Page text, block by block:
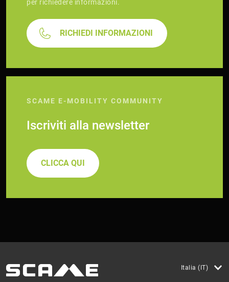
per richiedere informazioni.
RICHIEDI INFORMAZIONI
SCAME E-MOBILITY COMMUNITY
Iscriviti alla newsletter
CLICCA QUI
Italia (IT)